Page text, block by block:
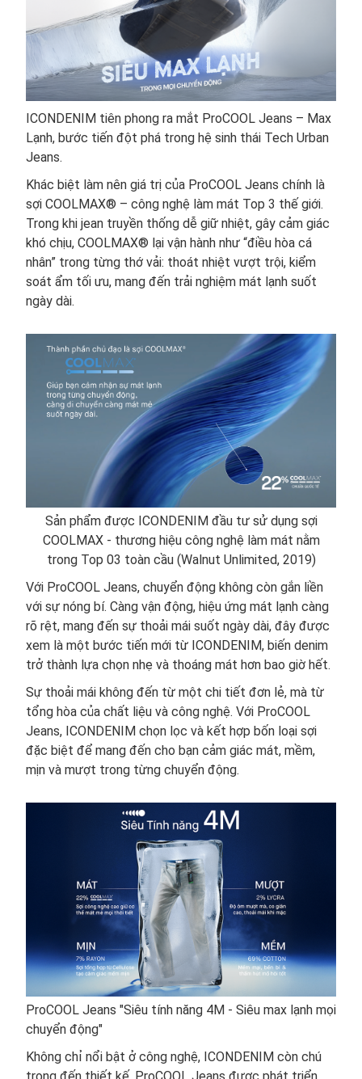
ICONDENIM tiên phong ra mắt ProCOOL Jeans – Max
Lạnh, bước tiến đột phá trong hệ sinh thái Tech Urban
Jeans.
Khác biệt làm nên giá trị của ProCOOL Jeans chính là
sợi COOLMAX® – công nghệ làm mát Top 3 thế giới.
Trong khi jean truyền thống dễ giữ nhiệt, gây cảm giác
khó chịu, COOLMAX® lại vận hành như “điều hòa cá
nhân” trong từng thớ vải: thoát nhiệt vượt trội, kiểm
soát ẩm tối ưu, mang đến trải nghiệm mát lạnh suốt
ngày dài.
Sản phẩm được ICONDENIM đầu tư sử dụng sợi
COOLMAX - thương hiệu công nghệ làm mát nằm
trong Top 03 toàn cầu (Walnut Unlimited, 2019)
Với ProCOOL Jeans, chuyển động không còn gắn liền
với sự nóng bí. Càng vận động, hiệu ứng mát lạnh càng
rõ rệt, mang đến sự thoải mái suốt ngày dài, đây được
xem là một bước tiến mới từ ICONDENIM, biến denim
trở thành lựa chọn nhẹ và thoáng mát hơn bao giờ hết.
Sự thoải mái không đến từ một chi tiết đơn lẻ, mà từ
tổng hòa của chất liệu và công nghệ. Với ProCOOL
Jeans, ICONDENIM chọn lọc và kết hợp bốn loại sợi
đặc biệt để mang đến cho bạn cảm giác mát, mềm,
mịn và mượt trong từng chuyển động.
ProCOOL Jeans "Siêu tính năng 4M - Siêu max lạnh mọi
chuyển động"
Không chỉ nổi bật ở công nghệ, ICONDENIM còn chú